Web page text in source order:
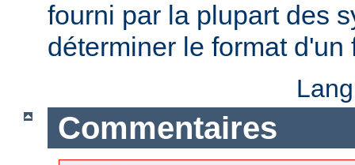
fourni par la plupart des
déterminer le format d'un
Commentaires